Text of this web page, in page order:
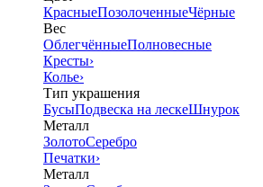
КрасныеПозолоченныеЧёрные
Вес
ОблегчённыеПолновесные
Кресты›
Колье›
Тип украшения
БусыПодвеска на лескеШнурок
Металл
ЗолотоСеребро
Печатки›
Металл